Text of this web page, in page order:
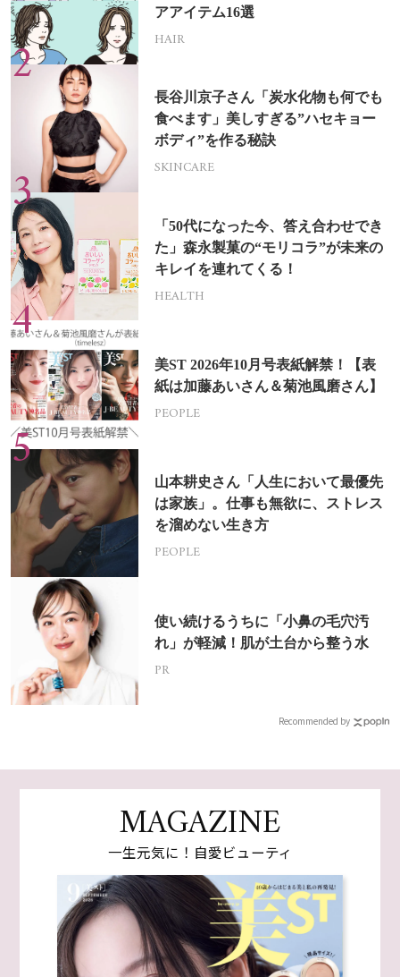
アアイテム16選
HAIR
長谷川京子さん「炭水化物も何でも
食べます」美しすぎる”ハセキョー
ボディ”を作る秘訣
SKINCARE
「50代になった今、答え合わせでき
た」森永製菓の“モリコラ”が未来の
キレイを連れてくる！
HEALTH
美ST 2026年10月号表紙解禁！【表
紙は加藤あいさん＆菊池風磨さん】
PEOPLE
山本耕史さん「人生において最優先
は家族」。仕事も無欲に、ストレス
を溜めない生き方
PEOPLE
使い続けるうちに「小鼻の毛穴汚
れ」が軽減！肌が土台から整う水
PR
Recommended by
MAGAZINE
一生元気に！自愛ビューティ